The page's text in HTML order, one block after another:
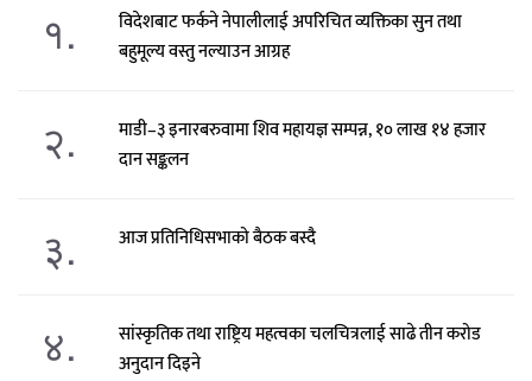
१.
विदेशबाट फर्कने नेपालीलाई अपरिचित व्यक्तिका सुन तथा
बहुमूल्य वस्तु नल्याउन आग्रह
२.
माडी–३ इनारबरुवामा शिव महायज्ञ सम्पन्न, १० लाख १४ हजार
दान सङ्कलन
३. आज प्रतिनिधिसभाको बैठक बस्दै
४.
सांस्कृतिक तथा राष्ट्रिय महत्वका चलचित्रलाई साढे तीन करोड
अनुदान दिइने